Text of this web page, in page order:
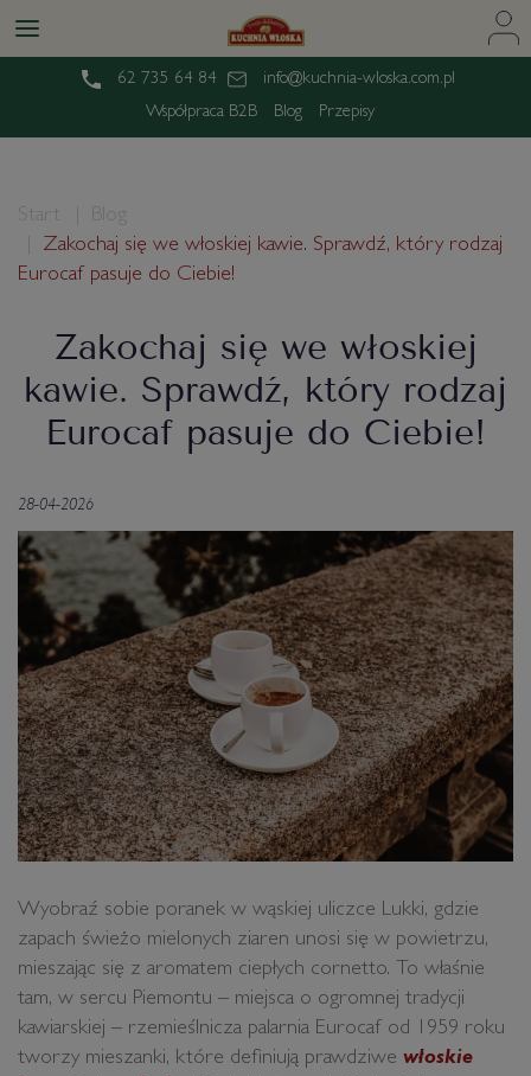
62 735 64 84
info@kuchnia-wloska.com.pl
Współpraca B2B
Blog Przepisy
Start
Blog
Zakochaj się we włoskiej kawie. Sprawdź, który rodzaj
Eurocaf pasuje do Ciebie!
Zakochaj się we włoskiej
kawie. Sprawdź, który rodzaj
Eurocaf pasuje do Ciebie!
28-04-2026
Wyobraź sobie poranek w wąskiej uliczce Lukki, gdzie
zapach świeżo mielonych ziaren unosi się w powietrzu,
mieszając się z aromatem ciepłych cornetto. To właśnie
tam, w sercu Piemontu – miejsca o ogromnej tradycji
kawiarskiej – rzemieślnicza palarnia Eurocaf od 1959 roku
tworzy mieszanki, które definiują prawdziwe włoskie